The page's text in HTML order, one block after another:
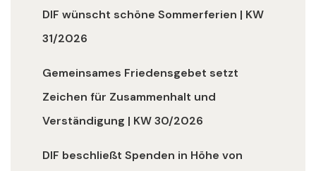
DIF wünscht schöne Sommerferien | KW
31/2026
Gemeinsames Friedensgebet setzt
Zeichen für Zusammenhalt und
Verständigung | KW 30/2026
DIF beschließt Spenden in Höhe von